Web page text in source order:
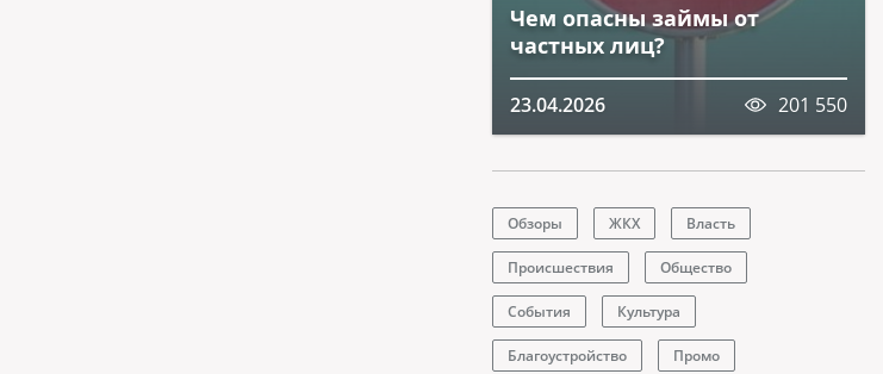
Чем опасны займы от
частных лиц?
23.04.2026 201 550
Обзоры ЖКХ Власть
Происшествия Общество
События Культура
Благоустройство Промо